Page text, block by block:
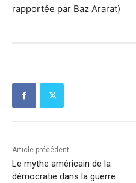
rapportée par Baz Ararat)
Article précédent
Le mythe américain de la
démocratie dans la guerre